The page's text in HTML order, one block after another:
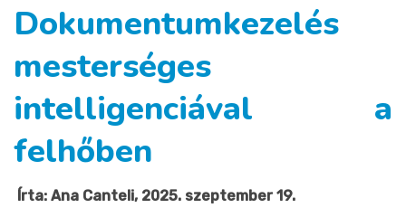
Dokumentumkezelés
mesterséges
intelligenciával a
felhőben
Írta: Ana Canteli, 2025. szeptember 19.